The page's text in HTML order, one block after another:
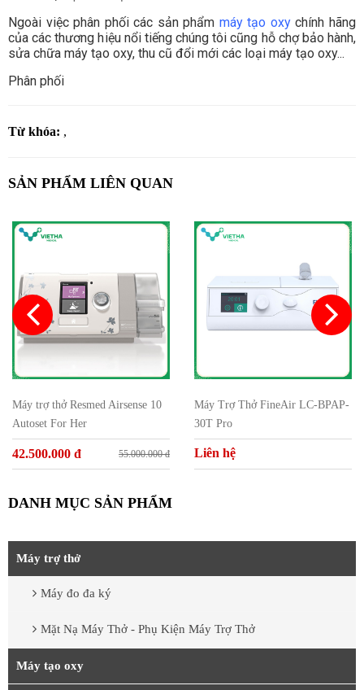
Ngoài việc phân phối các sản phẩm máy tạo oxychính hãng
của các thương hiệu nổi tiếng chúng tôi cũng hỗ chợ bảo hành,
sửa chữa máy tạo oxy, thu cũ đổi mới các loại máy tạo oxy...
Phân phối
Từ khóa: ,
SẢN PHẨM LIÊN QUAN
Máy trợ thở Resmed Airsense 10
Autoset For Her
42.500.000 đ 55.000.000 đ
Máy Trợ Thở FineAir LC-BPAP-
30T Pro
Liên hệ
DANH MỤC SẢN PHẨM
Máy trợ thở
Máy đo đa ký
Mặt Nạ Máy Thở - Phụ Kiện Máy Trợ Thở
Máy tạo oxy